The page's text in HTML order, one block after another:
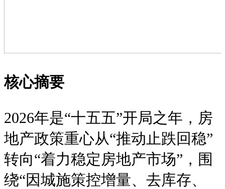
核心摘要
2026年是“十五五”开局之年，房
地产政策重心从“推动止跌回稳”
转向“着力稳定房地产市场”，围
绕“因城施策控增量、去库存、